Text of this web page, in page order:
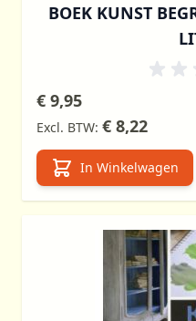
BOEK KUNST
€ 9,95
€ 8,22
In Winkelwagen